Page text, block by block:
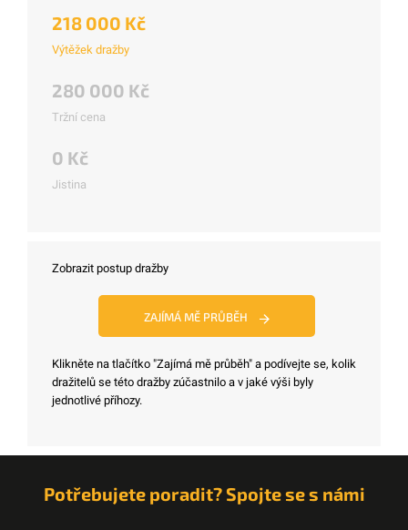
218 000 Kč
Výtěžek dražby
280 000 Kč
Tržní cena
0 Kč
Jistina
Zobrazit postup dražby
ZAJÍMÁ MĚ PRŮBĚH
Klikněte na tlačítko "Zajímá mě průběh" a podívejte se, kolik
dražitelů se této dražby zúčastnilo a v jaké výši byly
jednotlivé příhozy.
Potřebujete poradit? Spojte se s námi